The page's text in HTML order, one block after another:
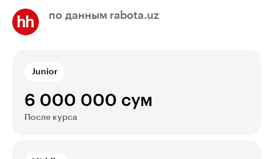
по данным rabota.uz
6 000 000 сум
Junior
После курса